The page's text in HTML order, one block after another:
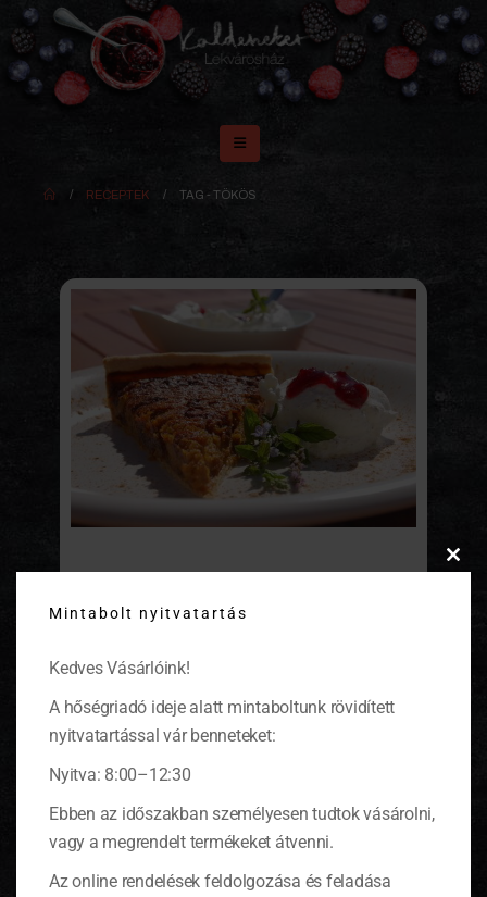
RECEPTEK TAG -TÖKÖS
napokra!(tovább…)
KOSÁR
0 ITEMS
Mintabolt nyitvatartás
Kedves Vásárlóink!
A hőségriadó ideje alatt mintaboltunk rövidített
nyitvatartással vár benneteket:
Nyitva: 8:00–12:30
Ebben az időszakban személyesen tudtok vásárolni,
vagy a megrendelt termékeket átvenni.
Az online rendelések feldolgozása és feladása